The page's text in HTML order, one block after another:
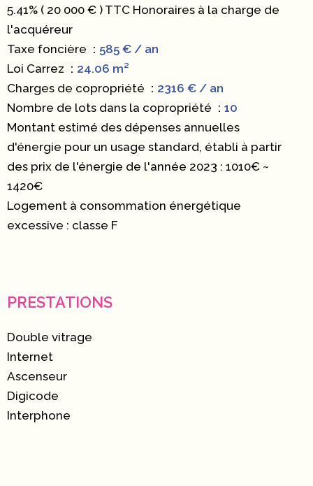
5.41% ( 20 000 € ) TTC Honoraires à la charge de
l'acquéreur
Taxe foncière
585 € / an
Loi Carrez
24.06 m²
Charges de copropriété
2316 € / an
Nombre de lots dans la copropriété
10
Montant estimé des dépenses annuelles
d'énergie pour un usage standard, établi à partir
des prix de l'énergie de l'année 2023 : 1010€ ~
1420€
Logement à consommation énergétique
excessive : classe F
PRESTATIONS
Double vitrage
Internet
Ascenseur
Digicode
Interphone